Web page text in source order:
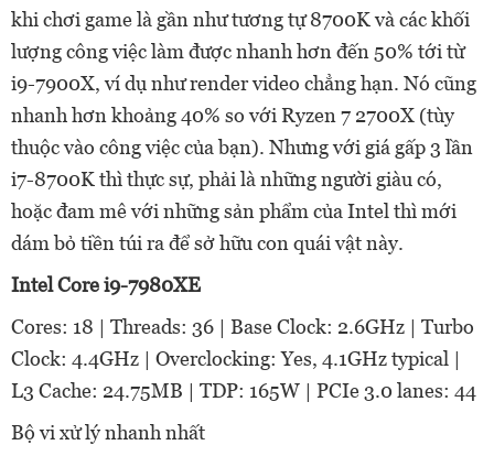
khi chơi game là gần như tương tự 8700K và các khối
lượng công việc làm được nhanh hơn đến 50% tới từ
i9-7900X, ví dụ như render video chẳng hạn. Nó cũng
nhanh hơn khoảng 40% so với Ryzen 7 2700X (tùy
thuộc vào công việc của bạn). Nhưng với giá gấp 3 lần
i7-8700K thì thực sự, phải là những người giàu có,
hoặc đam mê với những sản phẩm của Intel thì mới
dám bỏ tiền túi ra để sở hữu con quái vật này.
Intel Core i9-7980XE
Cores: 18 | Threads: 36 | Base Clock: 2.6GHz | Turbo
Clock: 4.4GHz | Overclocking: Yes, 4.1GHz typical |
L3 Cache: 24.75MB | TDP: 165W | PCIe 3.0 lanes: 44
Bộ vi xử lý nhanh nhất